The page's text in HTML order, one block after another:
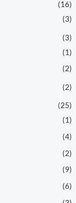
(16)
(3)
(3)
(1)
(2)
(2)
(25)
(1)
(4)
(2)
(9)
(6)